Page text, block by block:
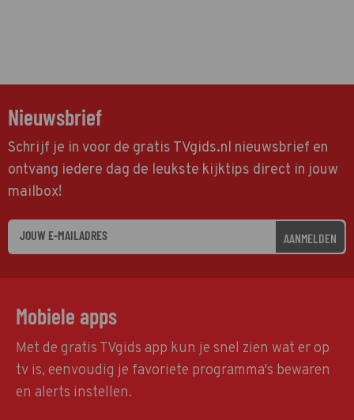
Nieuwsbrief
Schrijf je in voor de gratis TVgids.nl nieuwsbrief en
ontvang iedere dag de leukste kijktips direct in jouw
mailbox!
AANMELDEN
Mobiele apps
Met de gratis TVgids app kun je snel zien wat er op
tv is, eenvoudig je favoriete programma's bewaren
en alerts instellen.